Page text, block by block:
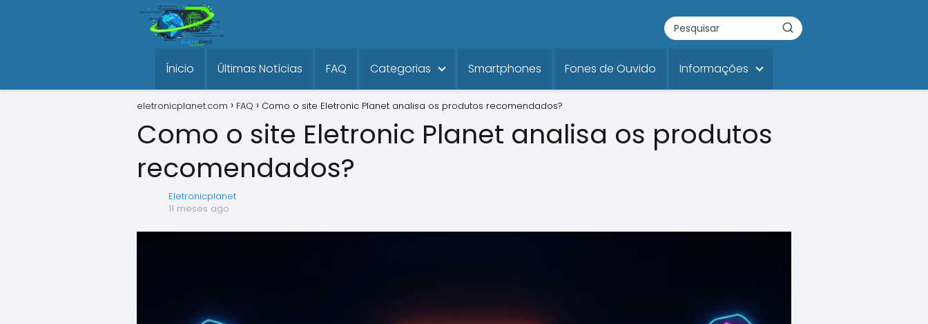
Ínicio Últimas Notícias FAQ Categorias Smartphones Fones de Ouvido Informações
eletronicplanet.com FAQ Como o site Eletronic Planet analisa os produtos recomendados?
Como o site Eletronic Planet analisa os produtos
recomendados?
Eletronicplanet
11 meses ago